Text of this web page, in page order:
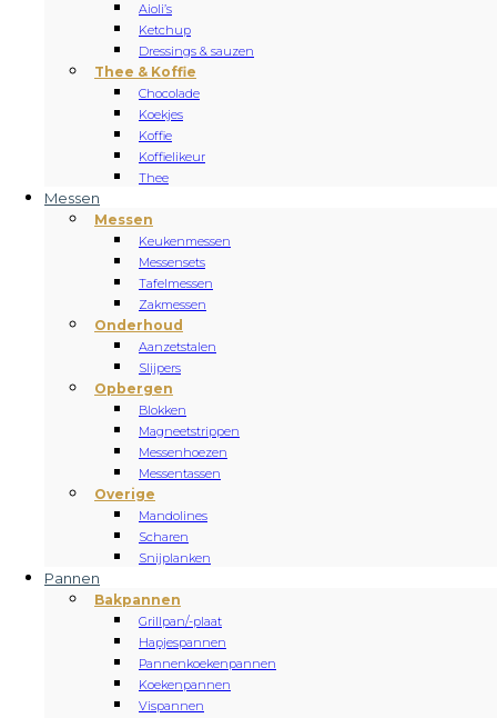
Aioli’s
Ketchup
Dressings & sauzen
Thee & Koffie
Chocolade
Koekjes
Koffie
Koffielikeur
Thee
Messen
Messen
Keukenmessen
Messensets
Tafelmessen
Zakmessen
Onderhoud
Aanzetstalen
Slijpers
Opbergen
Blokken
Magneetstrippen
Messenhoezen
Messentassen
Overige
Mandolines
Scharen
Snijplanken
Pannen
Bakpannen
Grillpan/-plaat
Hapjespannen
Pannenkoekenpannen
Koekenpannen
Vispannen